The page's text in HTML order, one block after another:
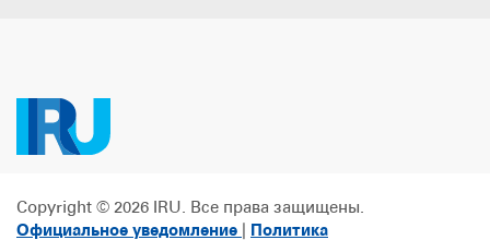
Copyright © 2026 IRU. Все права защищены.
Официальное уведомление
Политика